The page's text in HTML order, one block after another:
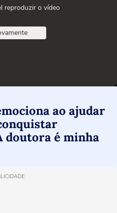
reproduzir o vídeo
ao ajudar
doutora é minha